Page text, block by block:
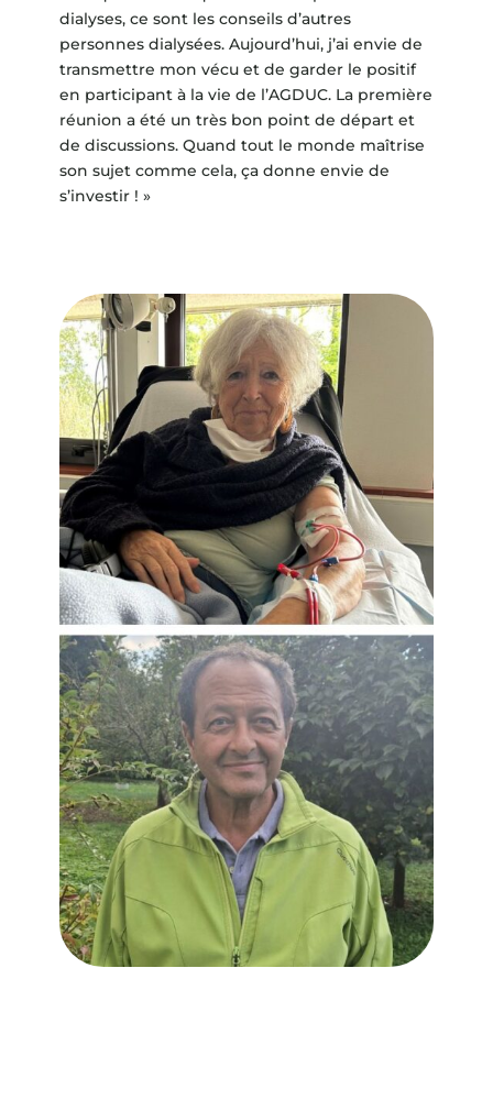
dialyses, ce sont les conseils d’autres
personnes dialysées. Aujourd’hui, j’ai envie de
transmettre mon vécu et de garder le positif
en participant à la vie de l’AGDUC. La première
réunion a été un très bon point de départ et
de discussions. Quand tout le monde maîtrise
son sujet comme cela, ça donne envie de
s’investir ! »